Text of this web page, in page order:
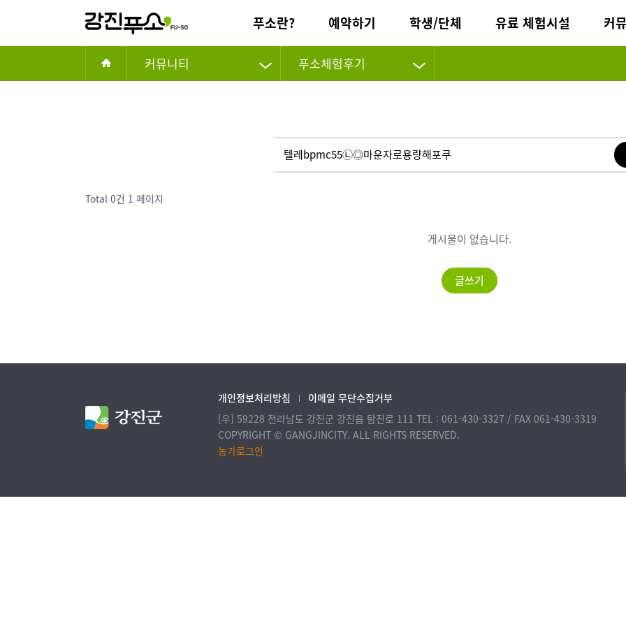
푸소란? 예약하기 학생/단체 유료 체험시설 커
커뮤니티 푸소체험후기
Total 0건 1 페이지
게시물이 없습니다.
글쓰기
개인정보처리방침
이메일 무단수집거부
[우] 59228 전라남도 강진군 강진읍 탐진로 111 TEL : 061-430-3327 / FAX 061-430-3319
COPYRIGHT © GANGJINCITY. ALL RIGHTS RESERVED.
농가로그인